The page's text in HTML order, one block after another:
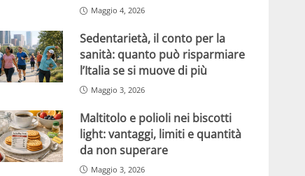
Maggio 4, 2026
Sedentarietà, il conto per la
sanità: quanto può risparmiare
l’Italia se si muove di più
Maggio 3, 2026
Maltitolo e polioli nei biscotti
light: vantaggi, limiti e quantità
da non superare
Maggio 3, 2026